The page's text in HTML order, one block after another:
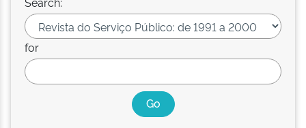
for